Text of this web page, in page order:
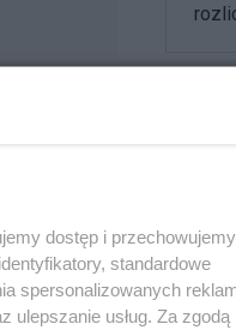
dostęp i przechowujemy
standardowe
spersonalizowanych
ulepszanie usług. Za zgodą